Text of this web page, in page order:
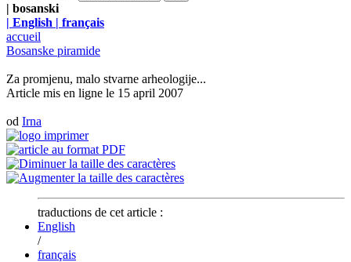
| bosanski
| English | français
accueil
Bosanske piramide
Za promjenu, malo stvarne arheologije...
Article mis en ligne le 15 april 2007
od Irna
traductions de cet article :
English
/
français